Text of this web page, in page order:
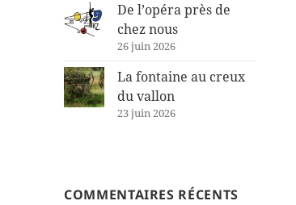
De l’opéra près de
chez nous
26 juin 2026
La fontaine au creux
du vallon
23 juin 2026
COMMENTAIRES RÉCENTS